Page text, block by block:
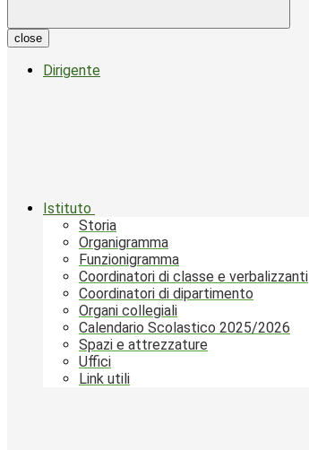
close
Dirigente
Istituto
Storia
Organigramma
Funzionigramma
Coordinatori di classe e verbalizzanti
Coordinatori di dipartimento
Organi collegiali
Calendario Scolastico 2025/2026
Spazi e attrezzature
Uffici
Link utili